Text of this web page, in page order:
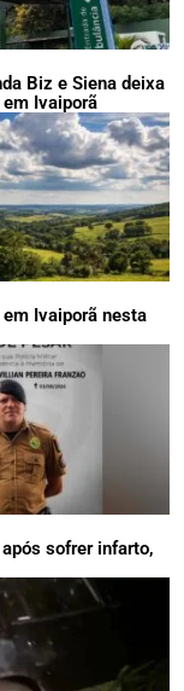
Biz e Siena deixa
Ivaiporã
Ivaiporã nesta
sofrer infarto,